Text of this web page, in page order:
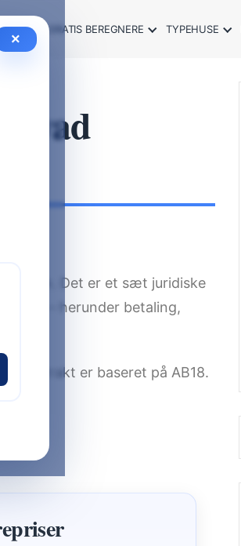
×
2026 GRATIS BEREGNERE TYPEHUSE
Hvad
Det er et sæt juridiske
– herunder betaling,
kontrakt er baseret på AB18.